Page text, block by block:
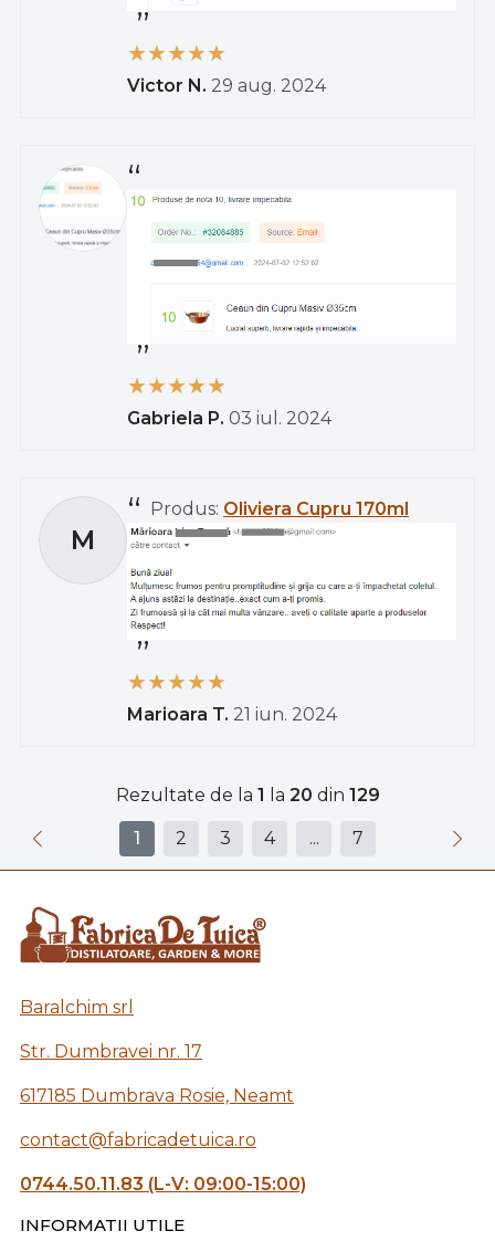
Victor N. 29 aug. 2024
Gabriela P. 03 iul. 2024
M
Produs: Oliviera Cupru 170ml
Marioara T. 21 iun. 2024
Rezultate de la 1 la 20 din 129
1 2 3 4 ... 7
Baralchim srl
Str. Dumbravei nr. 17
617185 Dumbrava Rosie, Neamt
contact@fabricadetuica.ro
0744.50.11.83 (L-V: 09:00-15:00)
INFORMATII UTILE